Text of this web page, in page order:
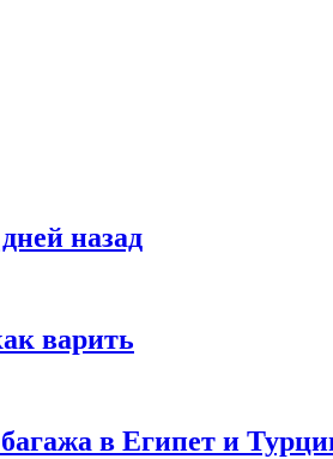
назад
варить
багажа в Египет и